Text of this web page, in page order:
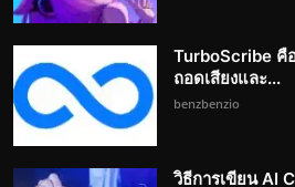
TurboScribe คื
ถอดเสียงและ...
benzbenzio
วิธีการเขียน AI